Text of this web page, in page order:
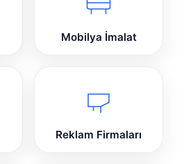
Mobilya İmalat
Reklam Firmaları